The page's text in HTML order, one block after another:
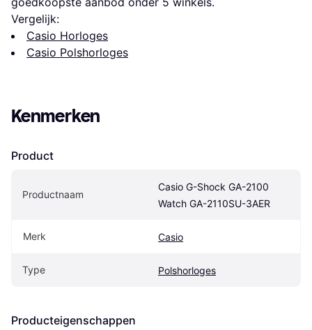
Vergelijk:
Casio Horloges
Casio Polshorloges
Kenmerken
Product
Productnaam
Casio G-Shock GA-2100
Watch GA-2110SU-3AER
Merk Casio
Type Polshorloges
Producteigenschappen